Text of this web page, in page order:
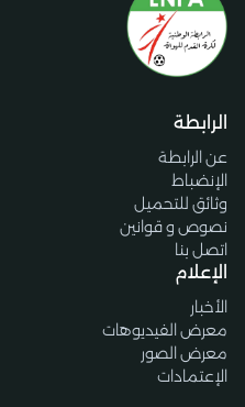
الرابطة
عن الرابطة
الإنضباط
وثائق للتحميل
نصوص و قوانين
اتصل بنا
الإعلام
الأخبار
معرض الفيديوهات
معرض الصور
الإعتمادات